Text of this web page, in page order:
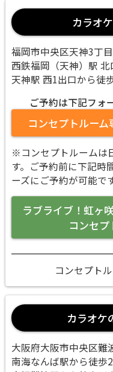
カラオ
福岡市中央区天神3丁
西鉄福岡（天神）駅
天神駅 西1出口から徒
ご予約は下記フォ
コンセプトルー
※コンセプトルームは
す。ご予約前に下記時
ーズにご予約が可能です
ラブライブ！虹ヶ
コンセ
コンセプト
カラオケ
大阪府大阪市中央区難
南海なんば駅から徒歩